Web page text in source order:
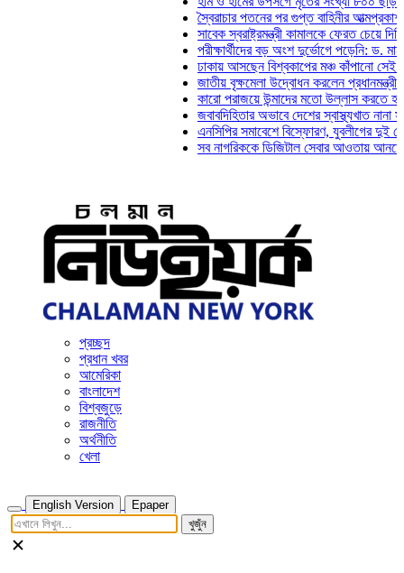
স্বৈরাচার পতনের পর গুপ্ত বাহিনীর আত্মপ্রকাশ:
সাবেক স্বরাষ্ট্রমন্ত্রী কামালকে ফেরত চেয়ে দিল্লিকে
পরীক্ষার্থীদের বড় অংশ দুর্ভোগে পড়েনি: ড. মাহ্‌দী আমিন
ঢাকায় আসছেন বিশ্বকাপের মঞ্চ কাঁপানো সেই সঞ্জয় দেব
জাতীয় বৃক্ষমেলা উদ্বোধন করলেন প্রধানমন্ত্রী
কারো পরাজয়ে উন্মাদের মতো উল্লাস করতে হয় না: চঞ্চল
জবাবদিহিতার অভাবে দেশের স্বাস্থ্যখাত নানা সংকটে
এনসিপির সমাবেশে বিস্ফোরণ, যুবলীগের দুই নেতাকর্মী
সব নাগরিককে ডিজিটাল সেবার আওতায় আনতে হবে:
প্রচ্ছদ
প্রধান খবর
আমেরিকা
বাংলাদেশ
বিশ্বজুড়ে
রাজনীতি
অর্থনীতি
খেলা
English Version
Epaper
খুজুঁন